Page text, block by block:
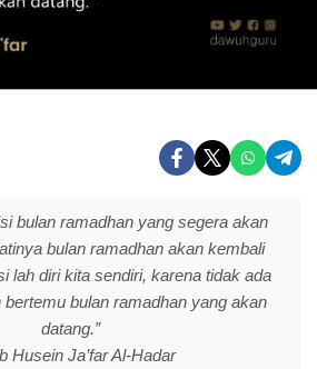
bulan ramadhan yang segera akan
bulan ramadhan akan kembali
lah diri kita sendiri, karena tidak ada
bulan ramadhan yang akan
datang.”
Husein Ja’far Al-Hadar